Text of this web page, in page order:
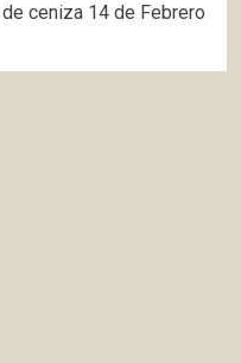
ceniza 14 de Febrero